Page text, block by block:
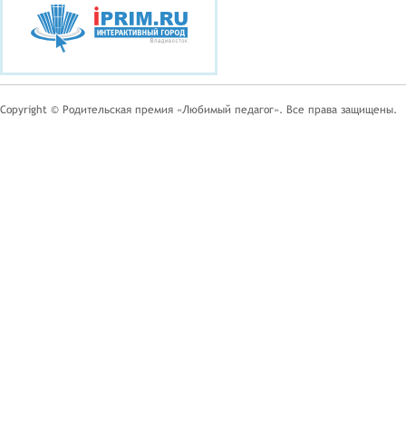
Copyright © Родительская премия «Любимый педагог». Все права защищены.